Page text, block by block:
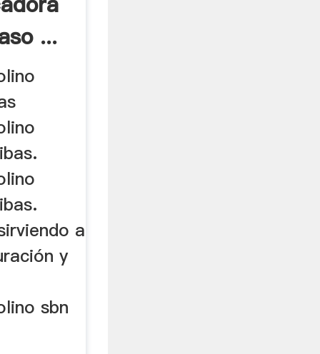
...
a
y
sbn